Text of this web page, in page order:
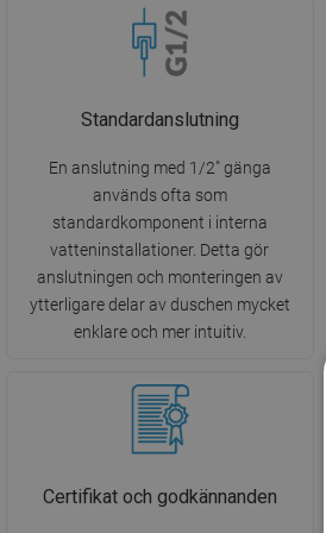
Standardanslutning
En anslutning med 1/2" gänga
används ofta som
standardkomponent i interna
vatteninstallationer. Detta gör
anslutningen och monteringen av
ytterligare delar av duschen mycket
enklare och mer intuitiv.
Certifikat och godkännanden